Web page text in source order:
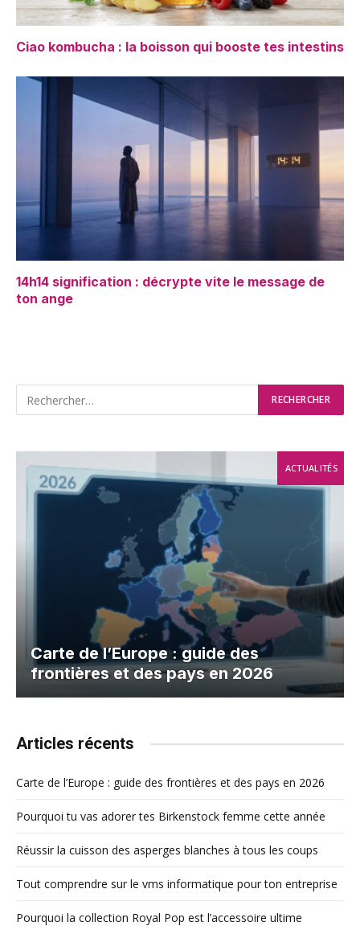
Ciao kombucha : la boisson qui booste tes intestins
14h14 signification : décrypte vite le message de
ton ange
ACTUALITÉS
Carte de l’Europe : guide des
frontières et des pays en 2026
Articles récents
Carte de l’Europe : guide des frontières et des pays en 2026
Pourquoi tu vas adorer tes Birkenstock femme cette année
Réussir la cuisson des asperges blanches à tous les coups
Tout comprendre sur le vms informatique pour ton entreprise
Pourquoi la collection Royal Pop est l’accessoire ultime